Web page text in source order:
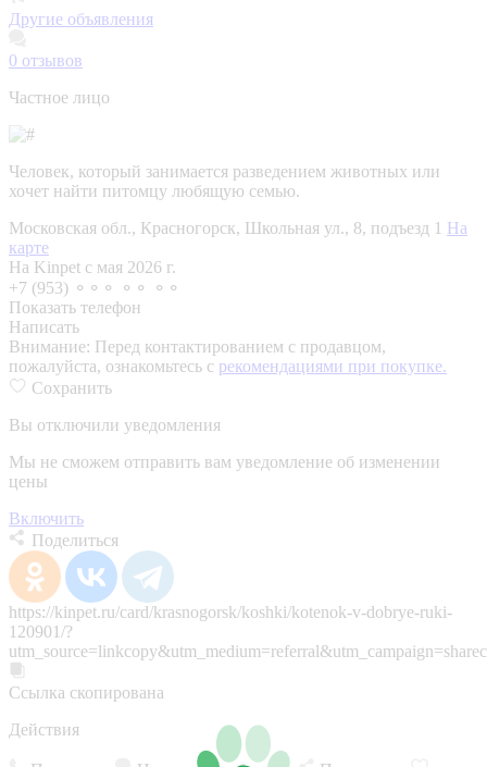
Другие объявления
0 отзывов
Частное лицо
Человек, который занимается разведением животных или
хочет найти питомцу любящую семью.
Московская обл., Красногорск, Школьная ул., 8, подъезд 1 На
карте
На Kinpet c мая 2026 г.
+7 (953) ⚬⚬⚬ ⚬⚬ ⚬⚬
Показать телефон
Написать
Внимание: Перед контактированием с продавцом,
пожалуйста, ознакомьтесь с рекомендациями при покупке.
Сохранить
Вы отключили уведомления
Мы не сможем отправить вам уведомление об изменении
цены
Включить
Поделиться
https://kinpet.ru/card/krasnogorsk/koshki/kotenok-v-dobrye-ruki-
120901/?
Ссылка скопирована
Действия